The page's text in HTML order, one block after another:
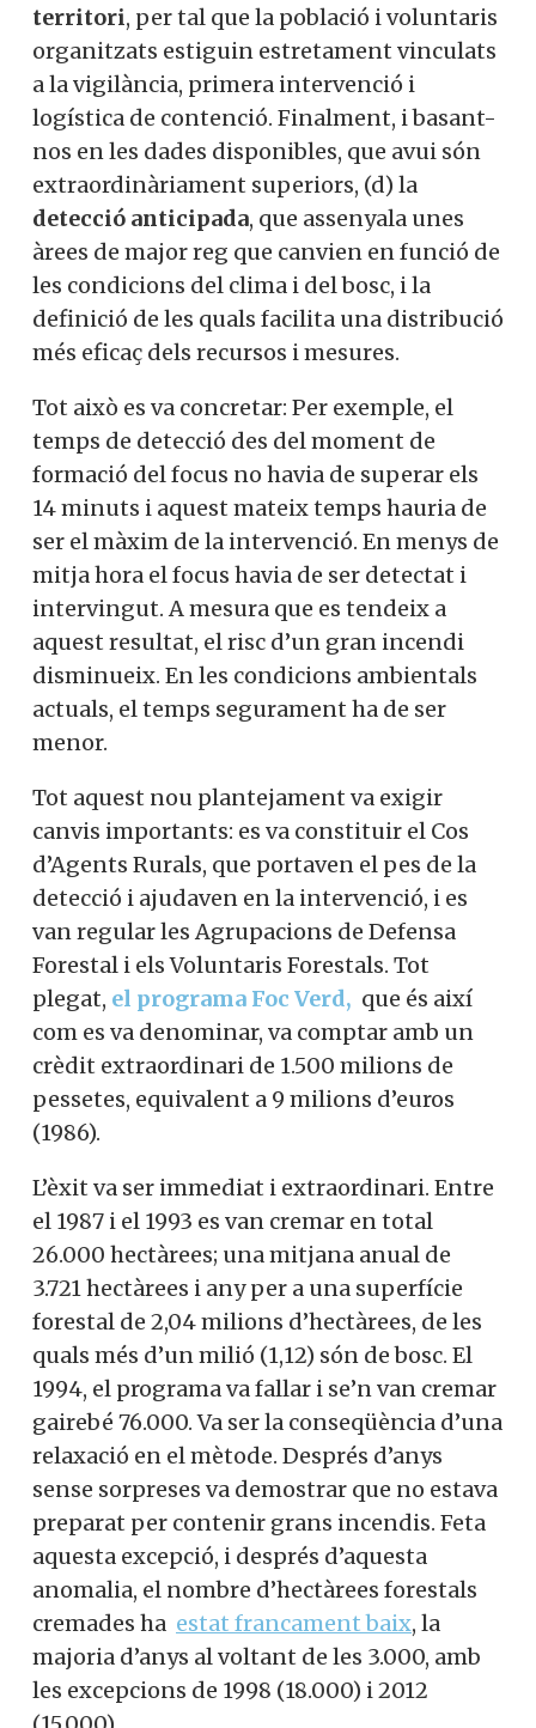
territori, per tal que la població i voluntaris
organitzats estiguin estretament vinculats
a la vigilància, primera intervenció i
logística de contenció. Finalment, i basant-
nos en les dades disponibles, que avui són
extraordinàriament superiors, (d) la
detecció anticipada, que assenyala unes
àrees de major reg que canvien en funció de
les condicions del clima i del bosc, i la
definició de les quals facilita una distribució
més eficaç dels recursos i mesures.
Tot això es va concretar: Per exemple, el
temps de detecció des del moment de
formació del focus no havia de superar els
14 minuts i aquest mateix temps hauria de
ser el màxim de la intervenció. En menys de
mitja hora el focus havia de ser detectat i
intervingut. A mesura que es tendeix a
aquest resultat, el risc d’un gran incendi
disminueix. En les condicions ambientals
actuals, el temps segurament ha de ser
menor.
Tot aquest nou plantejament va exigir
canvis importants: es va constituir el Cos
d’Agents Rurals, que portaven el pes de la
detecció i ajudaven en la intervenció, i es
van regular les Agrupacions de Defensa
Forestal i els Voluntaris Forestals. Tot
plegat, el programa Foc Verd, que és així
com es va denominar, va comptar amb un
crèdit extraordinari de 1.500 milions de
pessetes, equivalent a 9 milions d’euros
(1986).
L’èxit va ser immediat i extraordinari. Entre
el 1987 i el 1993 es van cremar en total
26.000 hectàrees; una mitjana anual de
3.721 hectàrees i any per a una superfície
forestal de 2,04 milions d’hectàrees, de les
quals més d’un milió (1,12) són de bosc. El
1994, el programa va fallar i se’n van cremar
gairebé 76.000. Va ser la conseqüència d’una
relaxació en el mètode. Després d’anys
sense sorpreses va demostrar que no estava
preparat per contenir grans incendis. Feta
aquesta excepció, i després d’aquesta
anomalia, el nombre d’hectàrees forestals
cremades ha estat francament baix, la
majoria d’anys al voltant de les 3.000, amb
les excepcions de 1998 (18.000) i 2012